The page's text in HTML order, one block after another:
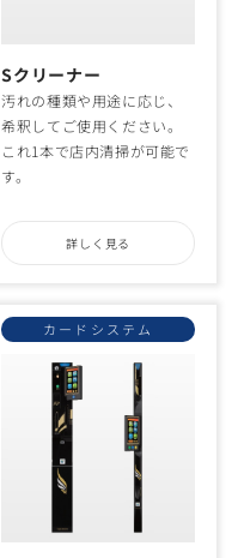
Sクリーナー
汚れの種類や用途に応じ、
希釈してご使用ください。
これ1本で店内清掃が可能で
す。
詳しく見る
カードシステム